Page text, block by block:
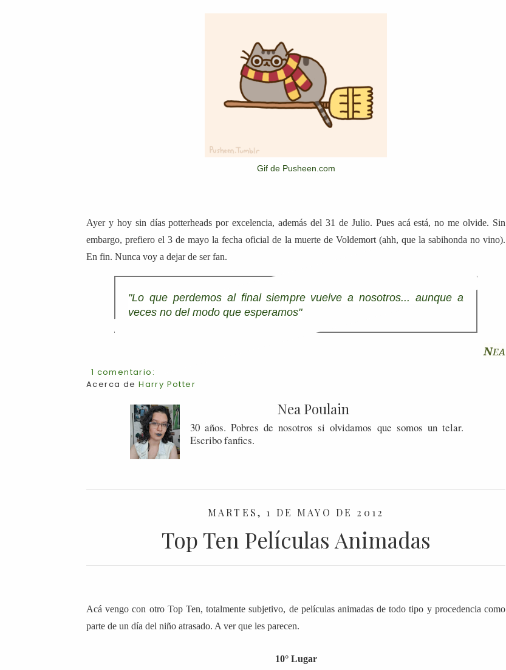
Gif de Pusheen.com
Ayer y hoy sin días potterheads por excelencia, además del 31 de Julio. Pues acá está, no me olvide. Sin
embargo, prefiero el 3 de mayo la fecha oficial de la muerte de Voldemort (ahh, que la sabihonda no vino).
En fin. Nunca voy a dejar de ser fan.
"Lo que perdemos al final siempre vuelve a nosotros... aunque a
veces no del modo que esperamos"
Nea
1 comentario:
Acerca deHarry Potter
Nea Poulain
30 años. Pobres de nosotros si olvidamos que somos un telar.
Escribo fanfics.
MARTES, 1 DE MAYO DE 2012
Top Ten Películas Animadas
Acá vengo con otro Top Ten, totalmente subjetivo, de películas animadas de todo tipo y procedencia como
parte de un día del niño atrasado. A ver que les parecen.
10° Lugar